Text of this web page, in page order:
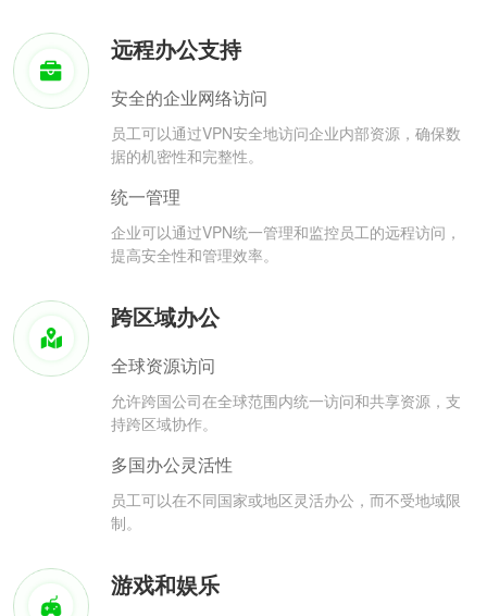
远程办公支持
安全的企业网络访问
员工可以通过VPN安全地访问企业内部资源，确保数
据的机密性和完整性。
统一管理
企业可以通过VPN统一管理和监控员工的远程访问，
提高安全性和管理效率。
跨区域办公
全球资源访问
允许跨国公司在全球范围内统一访问和共享资源，支
持跨区域协作。
多国办公灵活性
员工可以在不同国家或地区灵活办公，而不受地域限
制。
游戏和娱乐